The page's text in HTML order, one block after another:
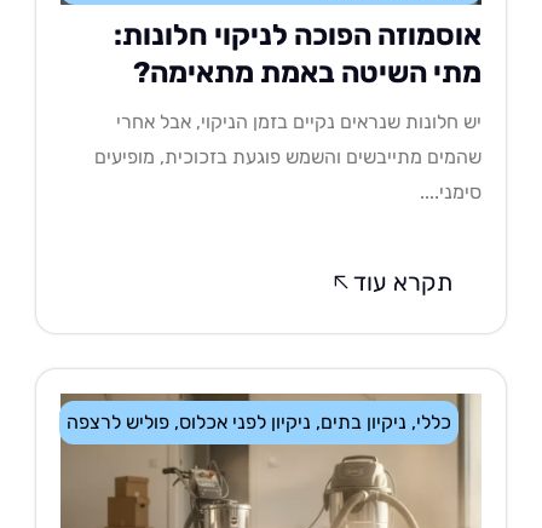
הפוכה לניקוי חלונות:
השיטה באמת מתאימה?
חלונות שנראים נקיים בזמן הניקוי, אבל אחרי
מתייבשים והשמש פוגעת בזכוכית, מופיעים
תקרא עוד
ניקיון בתים,ניקיון לפני אכלוס,פוליש לרצפה